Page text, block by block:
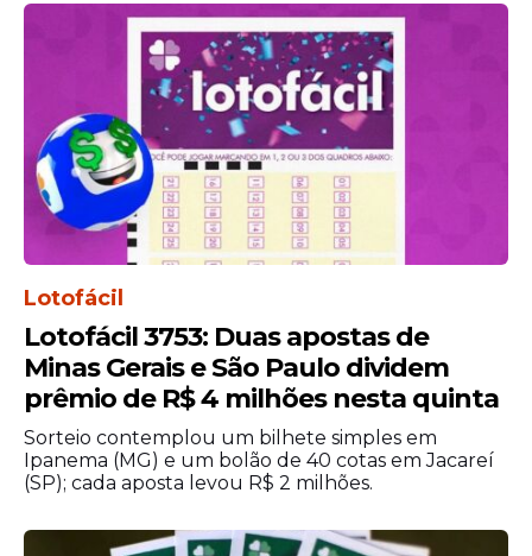
Segundo a corporação, a repetição das
investigaçãoe a utilização planejada do
serviço postal podem indicar uma atuação
estruturada para a circulação do
numerário fraudulento.
A análise dos materiais apreendidos
investigadores na identificação de outros
Lotofácil
Lotofácil 3753: Duas apostas de
Minas Gerais e São Paulo dividem
prêmio de R$ 4 milhões nesta quinta
Sorteio contemplou um bilhete simples em
Ipanema (MG) e um bolão de 40 cotas em Jacareí
(SP); cada aposta levou R$ 2 milhões.